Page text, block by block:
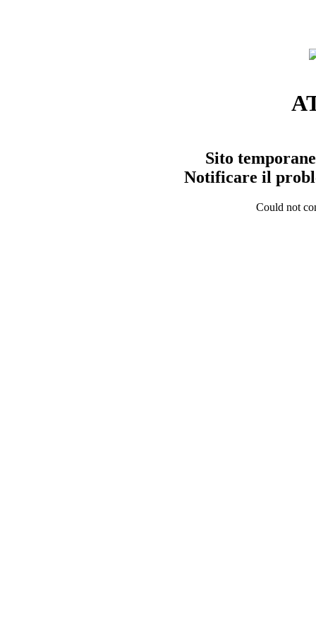
Sito
Notificare il
Could not